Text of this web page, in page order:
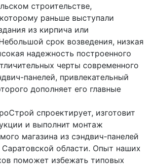
строительстве,
раньше выступали
из кирпича или
срок возведения, низкая
надежность построенного
черты современного
панелей, привлекательный
дополняет его главные
спроектирует, изготовит
и выполнит монтаж
магазина из сэндвич-панелей
области. Опыт наших
поможет избежать типовых